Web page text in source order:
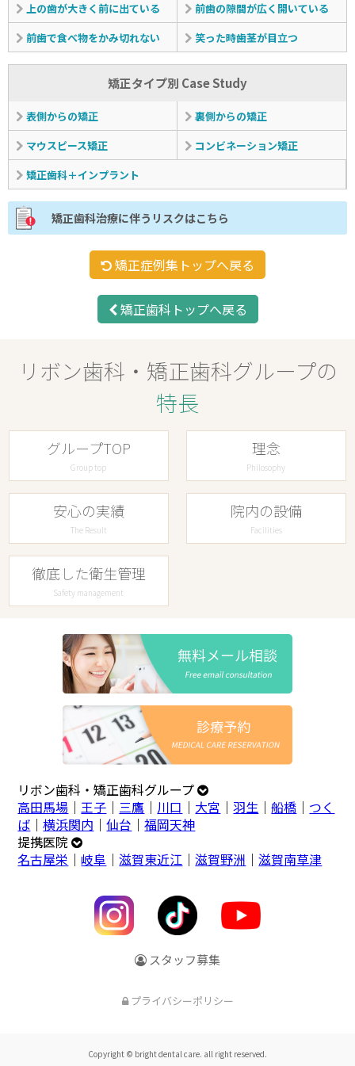
上の歯が大きく前に出ている
前歯の隙間が広く開いている
前歯で食べ物をかみ切れない
笑った時歯茎が目立つ
矯正タイプ別 Case Study
表側からの矯正
裏側からの矯正
マウスピース矯正
コンビネーション矯正
矯正歯科＋インプラント
矯正歯科治療に伴うリスクはこちら
矯正症例集トップへ戻る
矯正歯科トップへ戻る
リボン歯科・矯正歯科グループの
特長
グループTOP
Group top
理念
Philosophy
安心の実績
The Result
院内の設備
Facilities
徹底した衛生管理
Safety management
リボン歯科・矯正歯科グループ
高田馬場 ｜王子 ｜ 三鷹 ｜ 川口 ｜ 大宮 ｜羽生 ｜船橋 ｜ つく
ば ｜横浜関内 ｜仙台 ｜福岡天神
提携医院
名古屋栄 ｜岐阜 ｜滋賀東近江 ｜滋賀野洲 ｜滋賀南草津
スタッフ募集
プライバシーポリシー
Copyright © bright dental care. all right reserved.